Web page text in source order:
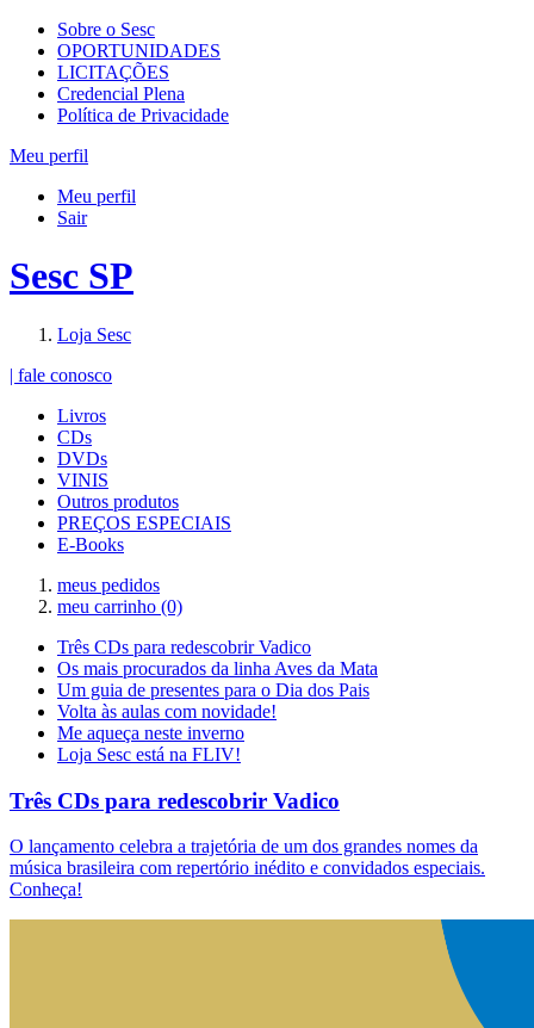
Sobre o Sesc
OPORTUNIDADES
LICITAÇÕES
Credencial Plena
Política de Privacidade
Meu perfil
Meu perfil
Sair
Sesc SP
Loja Sesc
| fale conosco
Livros
CDs
DVDs
VINIS
Outros produtos
PREÇOS ESPECIAIS
E-Books
meus pedidos
meu carrinho (0)
Três CDs para redescobrir Vadico
Os mais procurados da linha Aves da Mata
Um guia de presentes para o Dia dos Pais
Volta às aulas com novidade!
Me aqueça neste inverno
Loja Sesc está na FLIV!
Três CDs para redescobrir Vadico
O lançamento celebra a trajetória de um dos grandes nomes da
música brasileira com repertório inédito e convidados especiais.
Conheça!